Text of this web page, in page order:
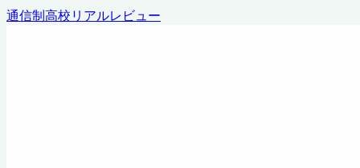
通信制高校リアルレビュー